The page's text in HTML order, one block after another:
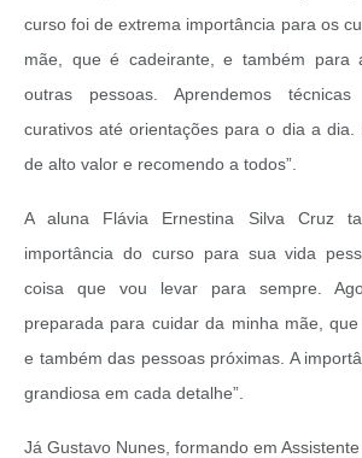
curso foi de extrema importância para os
mãe, que é cadeirante, e também para
outras pessoas. Aprendemos técnicas
curativos até orientações para o dia a dia.
de alto valor e recomendo a todos”.
A aluna Flávia Ernestina Silva Cruz
importância do curso para sua vida
coisa que vou levar para sempre.
preparada para cuidar da minha mãe, que
e também das pessoas próximas. A
grandiosa em cada detalhe”.
Já Gustavo Nunes, formando em